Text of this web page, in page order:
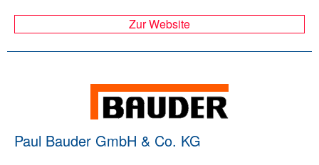
Zur Website
Paul Bauder GmbH & Co. KG